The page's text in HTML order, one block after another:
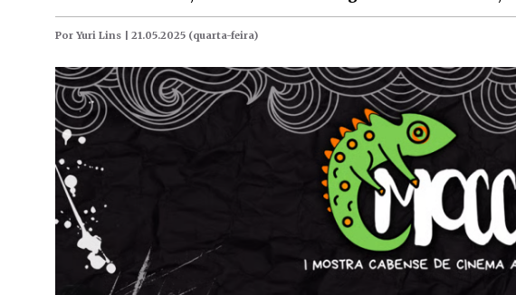
Por Yuri Lins | 21.05.2025 (quarta-feira)